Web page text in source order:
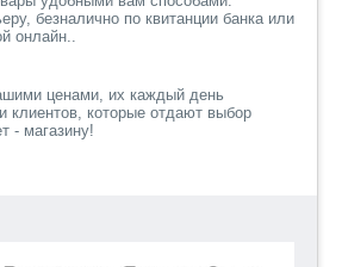
безналично по квитанции банка или
онлайн..
ценами, их каждый день
клиентов, которые отдают выбор
- магазину!